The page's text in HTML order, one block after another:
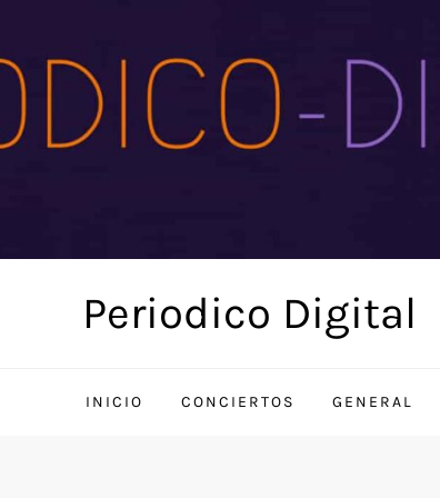
Periodico Digital
INICIO CONCIERTOS GENERAL